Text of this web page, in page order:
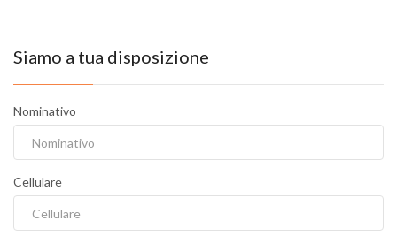
Siamo a tua disposizione
Nominativo
Cellulare